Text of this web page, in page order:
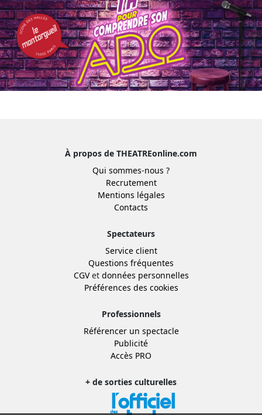
À propos de THEATREonline.com
Qui sommes-nous ?
Recrutement
Mentions légales
Contacts
Spectateurs
Service client
Questions fréquentes
CGVet données personnelles
Préférences des cookies
Professionnels
Référencer un spectacle
Publicité
Accès PRO
+ de sorties culturelles